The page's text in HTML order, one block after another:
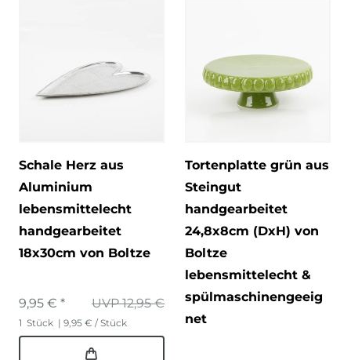
Schale Herz aus
Aluminium
lebensmittelecht
handgearbeitet
18x30cm von Boltze
UVP 12,95 €
9,95 € *
1 Stück | 9,95 € / Stück
Tortenplatte grün aus
Steingut
handgearbeitet
24,8x8cm (DxH) von
Boltze
lebensmittelecht &
spülmaschinengeeig
net